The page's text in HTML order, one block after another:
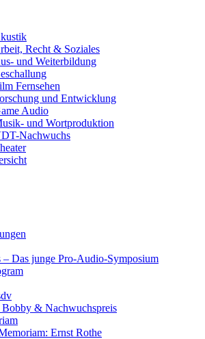
Recht & Soziales
und Weiterbildung
Fernsehen
und Entwicklung
Audio
und Wortproduktion
Nachwuchs
Das junge Pro-Audio-Symposium
Bobby & Nachwuchspreis
Ernst Rothe